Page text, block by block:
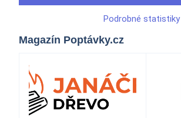
Podrobné statistiky
Magazín Poptávky.cz